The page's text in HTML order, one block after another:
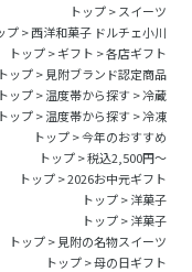
トップ> スイーツ
プ>西洋和菓子 ドルチェ小川
トップ>ギフト >各店ギフト
トップ> 見附ブランド認定商品
トップ>温度帯から探す >冷蔵
トップ>温度帯から探す >冷凍
トップ>今年のおすすめ
トップ>税込2,500円～
トップ>2026お中元ギフト
トップ>洋菓子
トップ>洋菓子
トップ> 見附の名物スイーツ
トップ>母の日ギフト